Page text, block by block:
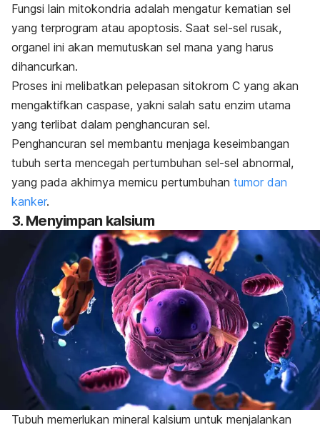
Fungsi lain mitokondria adalah mengatur kematian sel
yang terprogram atau apoptosis. Saat sel-sel rusak,
organel ini akan memutuskan sel mana yang harus
dihancurkan.
Proses ini melibatkan pelepasan sitokrom C yang akan
mengaktifkan caspase, yakni salah satu enzim utama
yang terlibat dalam penghancuran sel.
Penghancuran sel membantu menjaga keseimbangan
tubuh serta mencegah pertumbuhan sel-sel abnormal,
yang pada akhirnya memicu pertumbuhan tumor dan
kanker.
3. Menyimpan kalsium
Tubuh memerlukan mineral kalsium untuk menjalankan